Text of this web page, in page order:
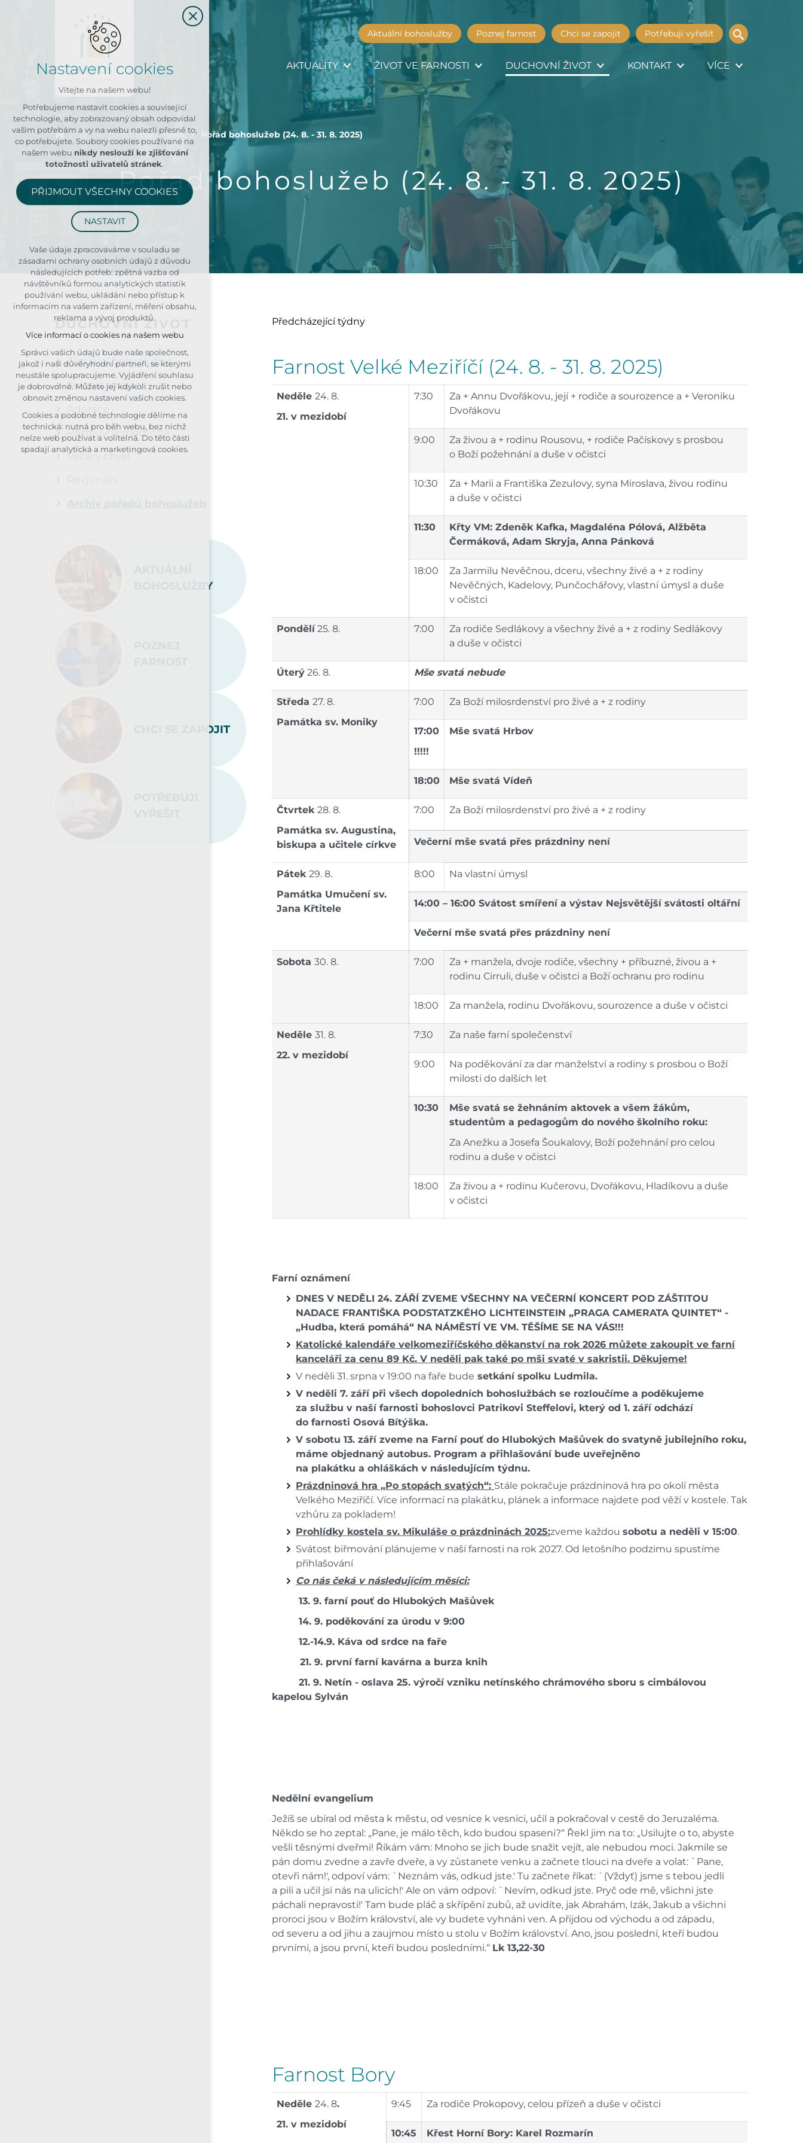
Aktuální bohoslužby Poznej farnost Chci se zapojit Potřebuji vyřešit
AKTUALITY ŽIVOT VE FARNOSTI DUCHOVNÍ ŽIVOT KONTAKT VÍCE
Archiv pořadů bohoslužeb Pořad bohoslužeb (24. 8. - 31. 8. 2025)
Pořad bohoslužeb (24. 8. - 31. 8. 2025)
Předcházející týdny
Farnost Velké Meziříčí (24. 8. - 31. 8. 2025)
Neděle 24. 8.
21. v mezidobí
7:30
Za + Annu Dvořákovu, její + rodiče a sourozence a + Veroniku
Dvořákovu
9:00
Za živou a + rodinu Rousovu, + rodiče Pačískovy s prosbou
o Boží požehnání a duše v očistci
10:30
Za + Marii a Františka Zezulovy, syna Miroslava, živou rodinu
a duše v očistci
11:30
Křty VM: Zdeněk Kafka, Magdaléna Pólová, Alžběta
Čermáková, Adam Skryja, Anna Pánková
18:00
Za Jarmilu Nevěčnou, dceru, všechny živé a + z rodiny
Nevěčných, Kadelovy, Punčochářovy, vlastní úmysl a duše
v očistci
Pondělí25. 8. 7:00
Za rodiče Sedlákovy a všechny živé a + z rodiny Sedlákovy
a duše v očistci
Úterý26. 8. Mše svatá nebude
Středa 27. 8.
Památka sv. Moniky
7:00 Za Boží milosrdenství pro živé a + z rodiny
17:00
!!!!!
Mše svatá Hrbov
18:00 Mše svatá Vídeň
Čtvrtek 28. 8.
Památka sv. Augustina,
biskupa a učitele církve
7:00 Za Boží milosrdenství pro živé a + z rodiny
Večerní mše svatá přes prázdniny není
Pátek 29. 8.
Památka Umučení sv.
Jana Křtitele
8:00 Na vlastní úmysl
14:00 – 16:00 Svátost smíření a výstav Nejsvětější svátosti oltářní
Večerní mše svatá přes prázdniny není
Sobota 30. 8. 7:00
Za + manžela, dvoje rodiče, všechny + příbuzné, živou a +
rodinu Cirruli, duše v očistci a Boží ochranu pro rodinu
18:00 Za manžela, rodinu Dvořákovu, sourozence a duše v očistci
Neděle 31. 8.
22. v mezidobí
7:30 Za naše farní společenství
9:00
Na poděkování za dar manželství a rodiny s prosbou o Boží
milosti do dalších let
10:30
Mše svatá se žehnáním aktovek a všem žákům,
studentům a pedagogům do nového školního roku:
Za Anežku a Josefa Šoukalovy, Boží požehnání pro celou
rodinu a duše v očistci
18:00
Za živou a + rodinu Kučerovu, Dvořákovu, Hladíkovu a duše
v očistci
Farní oznámení
DNES V NEDĚLI 24. ZÁŘÍ ZVEME VŠECHNY NA VEČERNÍ KONCERT POD ZÁŠTITOU
NADACE FRANTIŠKA PODSTATZKÉHO LICHTEINSTEIN „PRAGA CAMERATA QUINTET“ -
„Hudba, která pomáhá“ NA NÁMĚSTÍ VE VM. TĚŠÍME SE NA VÁS!!!
Katolické kalendáře velkomeziříčského děkanství na rok 2026 můžete zakoupit ve farní
kanceláři za cenu 89 Kč. V neděli pak také po mši svaté v sakristii. Děkujeme!
V neděli 31. srpna v 19:00 na faře bude setkání spolku Ludmila.
V neděli 7. září při všech dopoledních bohoslužbách se rozloučíme a poděkujeme
za službu v naší farnosti bohoslovci Patrikovi Steffelovi, který od 1. září odchází
do farnosti Osová Bítýška.
V sobotu 13. září zveme na Farní pouť do Hlubokých Mašůvek do svatyně jubilejního roku,
máme objednaný autobus. Program a přihlašování bude uveřejněno
na plakátkua ohláškách v následujícím týdnu.
Prázdninová hra „Po stopách svatých“: Stále pokračuje prázdninová hra po okolí města
Velkého Meziříčí. Více informací na plakátku, plánek a informace najdete pod věží v kostele. Tak
vzhůru za pokladem!
Prohlídky kostela sv. Mikuláše o prázdninách 2025:zveme každousobotu a neděli v 15:00.
Svátost biřmování plánujeme v naší farnosti na rok 2027. Od letošního podzimu spustíme
přihlašování
Co nás čeká v následujícím měsíci:
13. 9. farní pouť do Hlubokých Mašůvek
14. 9. poděkování za úrodu v 9:00
12.-14.9. Káva od srdce na faře
21. 9. první farní kavárna a burza knih
21. 9. Netín - oslava 25. výročí vzniku netínského chrámového sboru s cimbálovou
kapelouSylván
Nedělní evangelium
Ježíš se ubíral od města k městu, od vesnice k vesnici, učil a pokračoval v cestě do Jeruzaléma.
Někdo se ho zeptal: „Pane, je málo těch, kdo budou spaseni?“ Řekl jim na to: „Usilujte o to, abyste
vešli těsnými dveřmi! Říkám vám: Mnoho se jich bude snažit vejít, ale nebudou moci. Jakmile se
pán domu zvedne a zavře dveře, a vy zůstanete venku a začnete tlouci na dveře a volat: `Pane,
otevři nám!', odpoví vám: `Neznám vás, odkud jste.' Tu začnete říkat: `(Vždyť) jsme s tebou jedli
a pili a učil jsi nás na ulicích!' Ale on vám odpoví: `Nevím, odkud jste. Pryč ode mě, všichni jste
páchali nepravosti!' Tam bude pláč a skřípění zubů, až uvidíte, jak Abrahám, Izák, Jakub a všichni
proroci jsou v Božím království, ale vy budete vyhnáni ven. A přijdou od východu a od západu,
od severu a od jihu a zaujmou místo u stolu v Božím království. Ano, jsou poslední, kteří budou
prvními, a jsou první, kteří budou posledními.“ Lk 13,22-30
Farnost Bory
Neděle 24. 8.
21. v mezidobí
9:45 Za rodiče Prokopovy, celou přízeň a duše v očistci
10:45 Křest Horní Bory: Karel Rozmarín
DUCHOVNÍ ŽIVOT
Aktuální bohoslužby
Svátost smíření
Přímluvná modlitba
Večery chval
BOHOSLUŽBY
CHCI SE ZAPOJIT
Nastavení cookies
Vítejte na našem webu!
Potřebujeme nastavit cookies a související
technologie, aby zobrazovaný obsah odpovídal
vašim potřebám a vy na webu nalezli přesně to,
co potřebujete. Soubory cookies používané na
našem webu nikdy neslouží ke zjišťování
totožnosti uživatelů stránek.
PŘIJMOUT VŠECHNY COOKIES
NASTAVIT
Technická cookies
nutná pro provozování webu
udržení kontextu stránek (session):
případná přihlášení, volby jazyka, apod.
Volitelná cookies
analytická pro anonymizované
vyhodnocení návštěvnosti
marketingová cookies (Google, Seznam,
Facebook)
Více informací o cookies na našem webu
PŘIJMOUT VŠECHNY COOKIES
ODMÍTNOUT VOLITELNÁ
Vaše údaje zpracováváme v souladu se
zásadami ochrany osobních údajů z důvodu
následujících potřeb: zpětná vazba od
návštěvníků formou analytických statistik
používání webu, ukládání nebo přístup k
informacím na vašem zařízení, měření obsahu,
reklama a vývoj produktů.
Více informací o cookies na našem webu
Správci vašich údajů bude naše společnost,
jakož i naši důvěryhodní partneři, se kterými
neustále spolupracujeme. Vyjádření souhlasu
je dobrovolné. Můžete jej kdykoli zrušit nebo
obnovit změnou nastavení vašich cookies.
Cookies a podobné technologie dělíme na
technická: nutná pro běh webu, bez nichž
nelze web používat a volitelná. Do této části
spadají analytická a marketingová cookies.